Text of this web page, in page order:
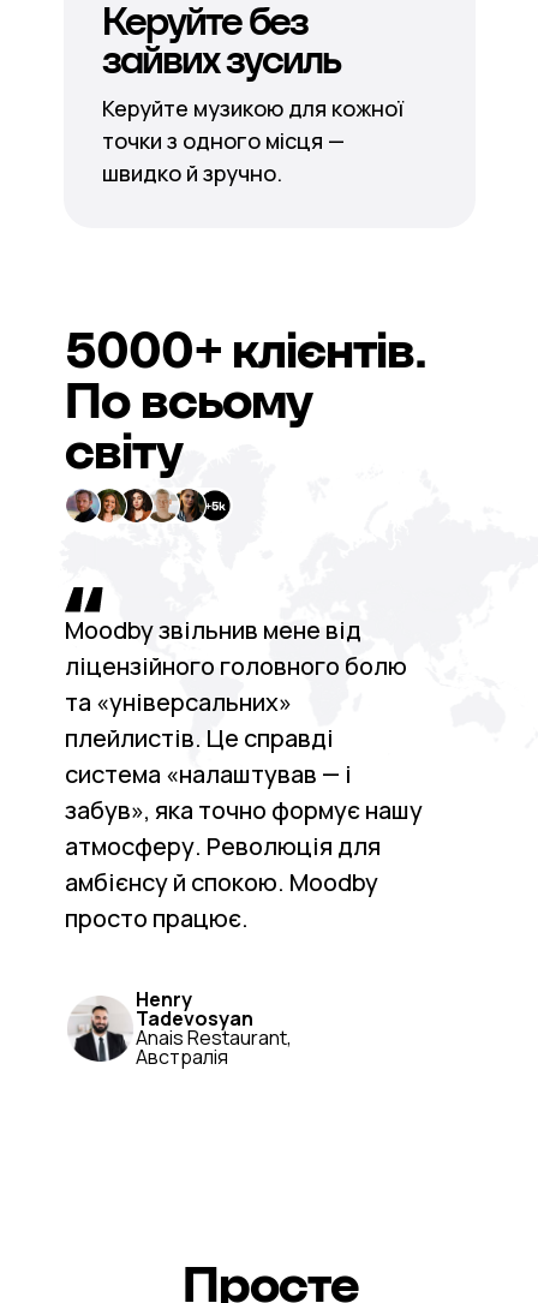
Керуйте без
зайвих зусиль
Керуйте музикою для кожної
точки з одного місця —
швидко й зручно.
Moodby звільнив мене від
ліцензійного головного болю
та «універсальних»
плейлистів. Це справді
система «налаштував — і
забув», яка точно формує нашу
атмосферу. Революція для
амбієнсу й спокою. Moodby
просто працює.
Henry
Tadevosyan
Anais Restaurant,
Австралія
5000+ клієнтів.
По всьому
світу
Просте